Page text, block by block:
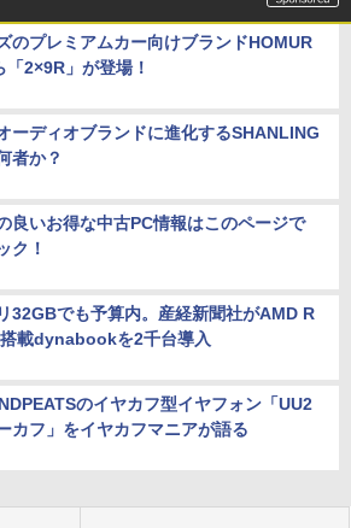
のプレミアムカー向けブランドHOMUR
「2×9R」が登場！
ーディオブランドに進化するSHANLING
者か？
良いお得な中古PC情報はこのページで
ク！
32GBでも予算内。産経新聞社がAMD R
載dynabookを2千台導入
のイヤカフ型イヤフォン「UU2
カフ」をイヤカフマニアが語る